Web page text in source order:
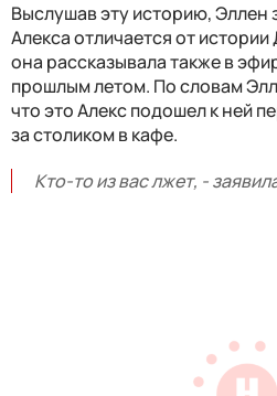
Выслушав эту историю, Эллен
Алекса отличается от
она рассказывала также в
прошлым летом. По словам
что это Алекс подошел к ней
за столиком в кафе.
Кто-то из вас лжет, -